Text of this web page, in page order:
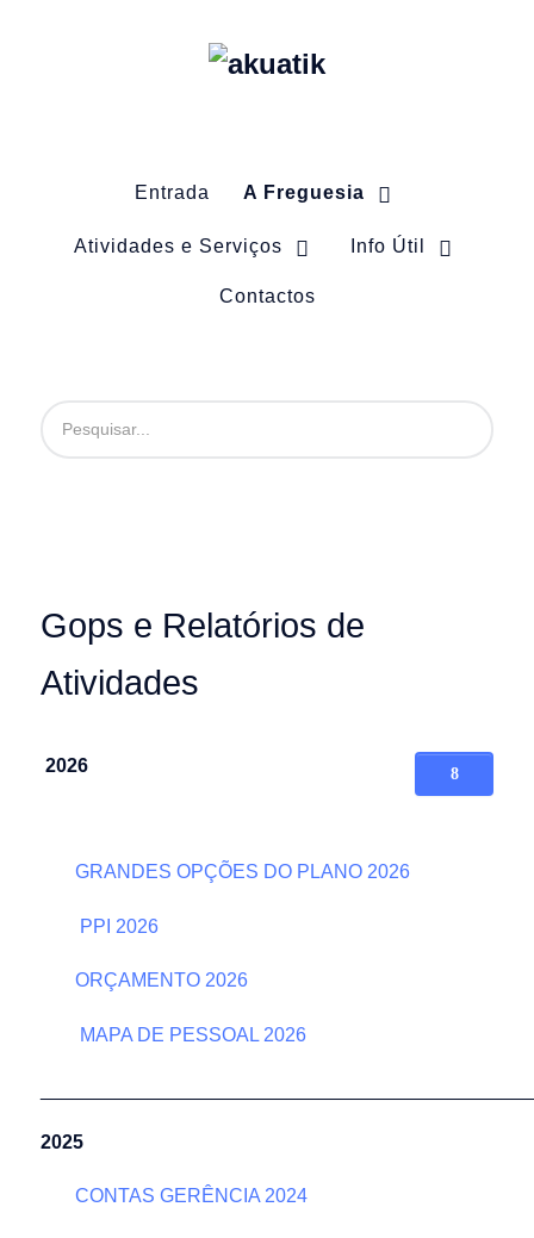
Entrada A Freguesia
Atividades e Serviços Info Útil
Contactos
Gops e Relatórios de
Atividades
2026
GRANDES OPÇÕES DO PLANO 2026
PPI 2026
ORÇAMENTO 2026
MAPA DE PESSOAL 2026
2025
CONTAS GERÊNCIA 2024